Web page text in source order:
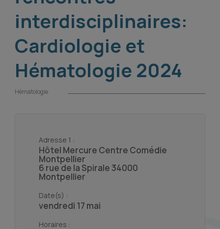
interdisciplinaires:
Cardiologie et
Hématologie 2024
Hématologie
Adresse 1 :
Hôtel Mercure Centre Comédie
Montpellier
6 rue de la Spirale 34000
Montpellier
Date(s) :
vendredi 17 mai
Horaires :